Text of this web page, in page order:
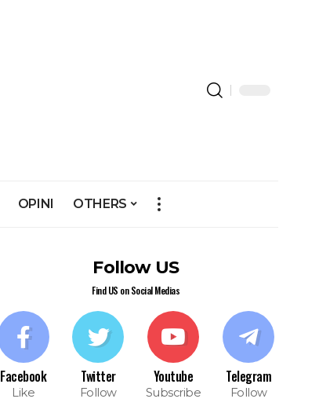
OPINI OTHERS
Follow US
Find US on Social Medias
Facebook
Like
Twitter
Follow
Youtube
Subscribe
Telegram
Follow